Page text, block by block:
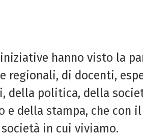
hanno visto la
regionali, di docenti,
della politica, della
e della stampa, che con
in cui viviamo.